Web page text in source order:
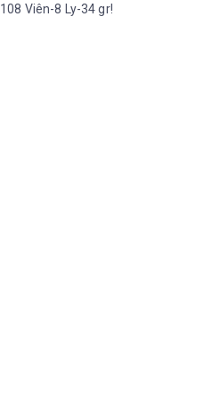
108 Viên-8 Ly-34 gr!